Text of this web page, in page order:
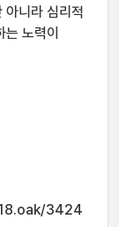
아니라 심리적
노력이
3424